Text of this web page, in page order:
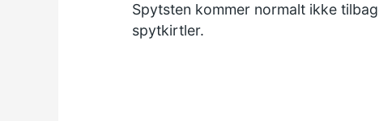
Spytsten kommer normalt ikke
spytkirtler.